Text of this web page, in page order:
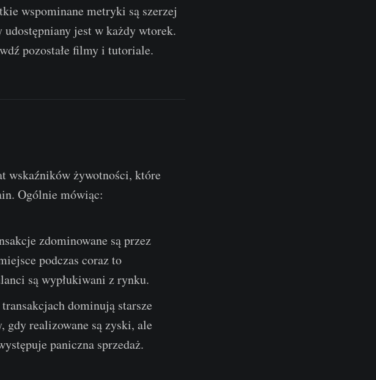
wspominane metryki są szerzej
jest w każdy wtorek.
pozostałe filmy i tutoriale.
wskaźników żywotności, które
Ogólnie mówiąc:
zdominowane są przez
podczas coraz to
są wypłukiwani z rynku.
dominują starsze
gdy realizowane są zyski, ale
paniczna sprzedaż.